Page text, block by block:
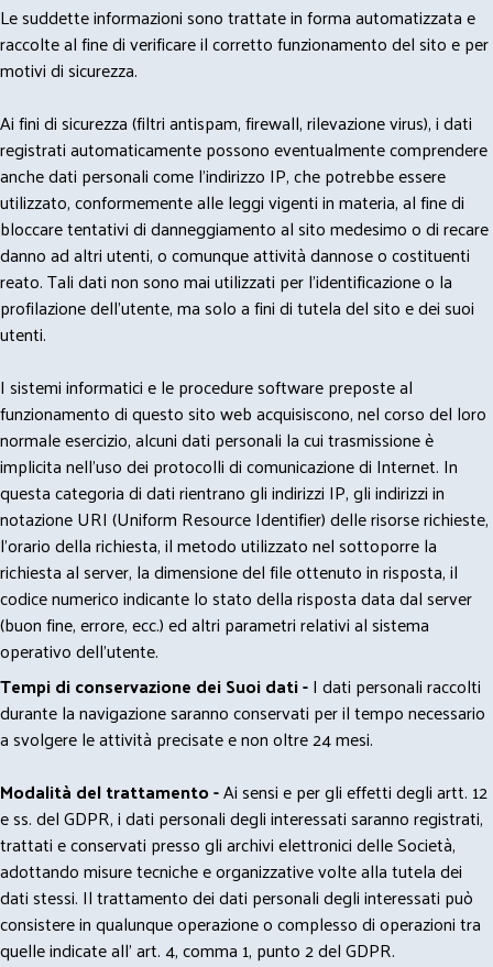
Le suddette informazioni sono trattate in forma automatizzata e
raccolte al fine di verificare il corretto funzionamento del sito e per
motivi di sicurezza.
Ai fini di sicurezza (filtri antispam, firewall, rilevazione virus), i dati
registrati automaticamente possono eventualmente comprendere
anche dati personali come l'indirizzo IP, che potrebbe essere
utilizzato, conformemente alle leggi vigenti in materia, al fine di
bloccare tentativi di danneggiamento al sito medesimo o di recare
danno ad altri utenti, o comunque attività dannose o costituenti
reato. Tali dati non sono mai utilizzati per l'identificazione o la
profilazione dell'utente, ma solo a fini di tutela del sito e dei suoi
utenti.
I sistemi informatici e le procedure software preposte al
funzionamento di questo sito web acquisiscono, nel corso del loro
normale esercizio, alcuni dati personali la cui trasmissione è
implicita nell'uso dei protocolli di comunicazione di Internet. In
questa categoria di dati rientrano gli indirizzi IP, gli indirizzi in
notazione URI (Uniform Resource Identifier) delle risorse richieste,
l'orario della richiesta, il metodo utilizzato nel sottoporre la
richiesta al server, la dimensione del file ottenuto in risposta, il
codice numerico indicante lo stato della risposta data dal server
(buon fine, errore, ecc.) ed altri parametri relativi al sistema
operativo dell'utente.
Tempi di conservazione dei Suoi dati -I dati personali raccolti
durante la navigazione saranno conservati per il tempo necessario
a svolgere le attività precisate e non oltre 24 mesi.
Modalità del trattamento -Ai sensi e per gli effetti degli artt. 12
e ss. del GDPR, i dati personali degli interessati saranno registrati,
trattati e conservati presso gli archivi elettronici delle Società,
adottando misure tecniche e organizzative volte alla tutela dei
dati stessi. Il trattamento dei dati personali degli interessati può
consistere in qualunque operazione o complesso di operazioni tra
quelle indicate all' art. 4, comma 1, punto 2 del GDPR.